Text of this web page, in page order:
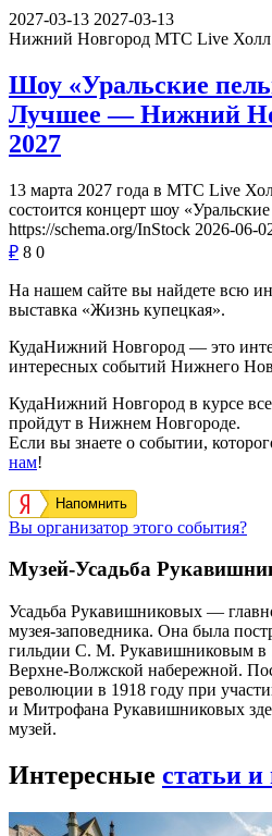
2027-03-13 2027-03-13
Нижний Новгород МТС Live
Шоу «Уральские
Лучшее — Нижний
2027
13 марта 2027 года в МТС Live
состоится концерт шоу
https://schema.org/InStock 2026-06-
₽ 8 0
На нашем сайте вы найдете всю
выставка «Жизнь купецкая».
КудаНижний Новгород — это
интересных событий Нижнего
КудаНижний Новгород в курсе
пройдут в Нижнем Новгороде.
Если вы знаете о событии,
нам!
Напомнить
Вы организатор этого события?
Музей-Усадьба
Усадьба Рукавишниковых —
музея-заповедника. Она была
гильдии С. М. Рукавишниковым в
Верхне-Волжской набережной.
революции в 1918 году при
и Митрофана Рукавишниковых
музей.
Интересные статьи